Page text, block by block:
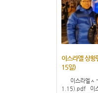
이스라엘 상
15일)
이스라엘ㅅ
1.15).pdf 이스